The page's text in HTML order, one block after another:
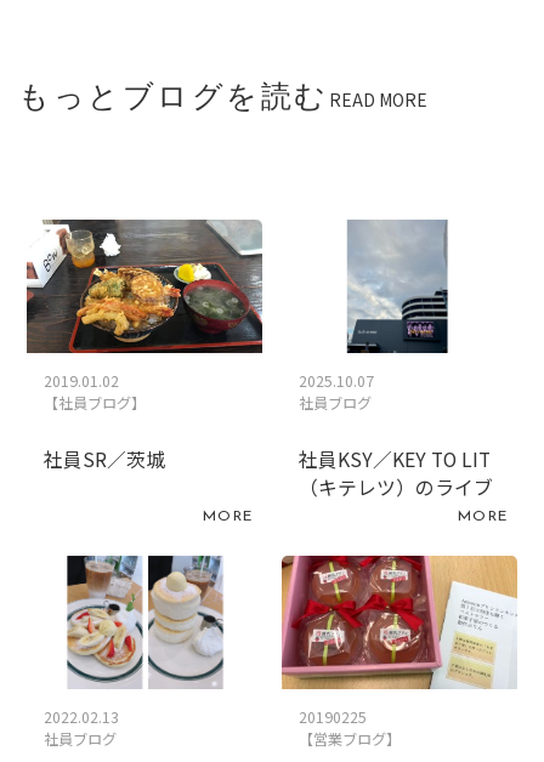
もっとブログを読む READ MORE
2019.01.02
【社員ブログ】
社員SR／茨城
MORE
2025.10.07
社員ブログ
社員KSY／KEY TO LIT
（キテレツ）のライブ
MORE
2022.02.13
社員ブログ
20190225
【営業ブログ】